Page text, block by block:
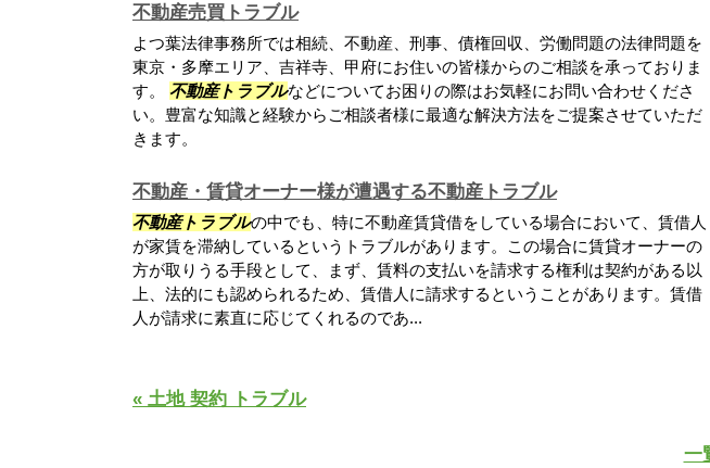
不動産売買トラブル
よつ葉法律事務所では相続、不動産、刑事、債権回収、労働問題の法律問題を
東京・多摩エリア、吉祥寺、甲府にお住いの皆様からのご相談を承っておりま
す。 不動産トラブルなどについてお困りの際はお気軽にお問い合わせくださ
い。豊富な知識と経験からご相談者様に最適な解決方法をご提案させていただ
きます。
不動産・賃貸オーナー様が遭遇する不動産トラブル
不動産トラブルの中でも、特に不動産賃貸借をしている場合において、賃借人
が家賃を滞納しているというトラブルがあります。この場合に賃貸オーナーの
方が取りうる手段として、まず、賃料の支払いを請求する権利は契約がある以
上、法的にも認められるため、賃借人に請求するということがあります。賃借
人が請求に素直に応じてくれるのであ...
« 土地 契約 トラブル
一